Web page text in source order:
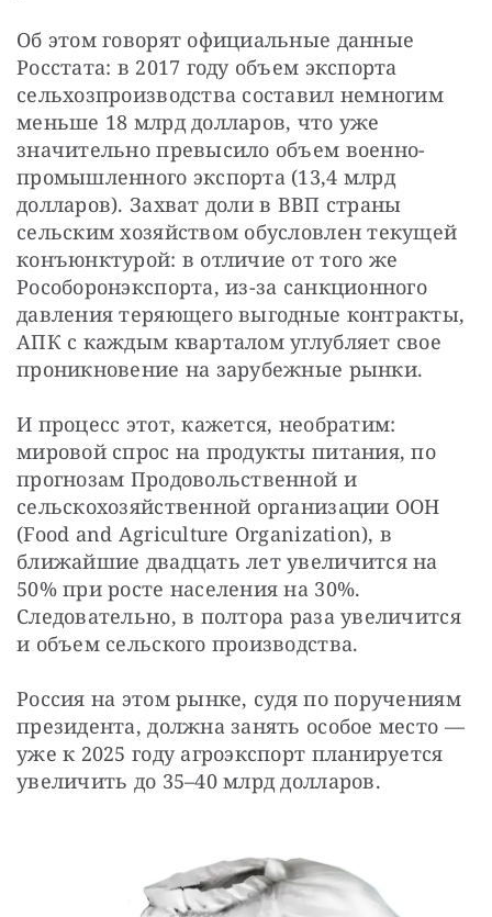
Об этом говорят официальные данные
Росстата: в 2017 году объем экспорта
сельхозпроизводства составил немногим
меньше 18 млрд долларов, что уже
значительно превысило объем военно-
промышленного экспорта (13,4 млрд
долларов). Захват доли в ВВП страны
сельским хозяйством обусловлен текущей
конъюнктурой: в отличие от того же
Рособоронэкспорта, из-за санкционного
давления теряющего выгодные контракты,
АПК с каждым кварталом углубляет свое
проникновение на зарубежные рынки.
И процесс этот, кажется, необратим:
мировой спрос на продукты питания, по
прогнозам Продовольственной и
сельскохозяйственной организации ООН
(Food and Agriculture Organization), в
ближайшие двадцать лет увеличится на
50% при росте населения на 30%.
Следовательно, в полтора раза увеличится
и объем сельского производства.
Россия на этом рынке, судя по поручениям
президента, должна занять особое место —
уже к 2025 году агроэкспорт планируется
увеличить до 35–40 млрд долларов.